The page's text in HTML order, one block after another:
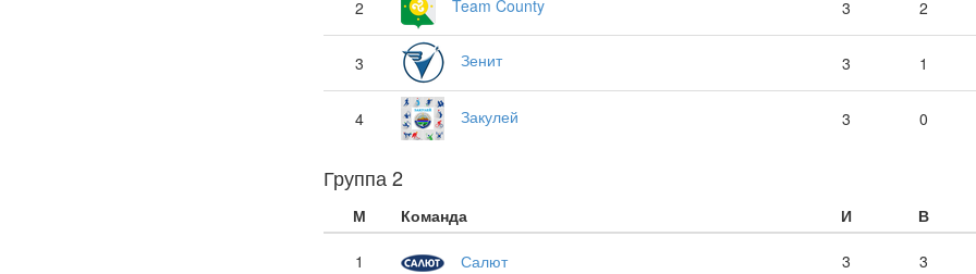
2 Team County 3 2
3 Зенит 3 1
4 Закулей 3 0
Группа 2
М Команда И В
1 Салют 3 3